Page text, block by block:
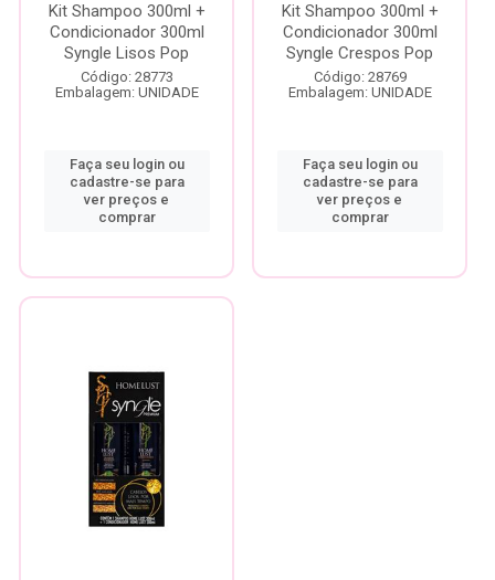
Kit Shampoo 300ml +
Condicionador 300ml
Syngle Lisos Pop
Código: 28773
Embalagem: UNIDADE
Faça seu login ou
cadastre-se para
ver preços e
comprar
Kit Shampoo 300ml +
Condicionador 300ml
Syngle Crespos Pop
Código: 28769
Embalagem: UNIDADE
Faça seu login ou
cadastre-se para
ver preços e
comprar